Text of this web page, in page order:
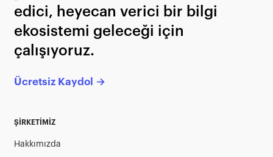
edici, heyecan verici bir bilgi
ekosistemi geleceği için
çalışıyoruz.
Ücretsiz Kaydol →
ŞİRKETİMİZ
Hakkımızda